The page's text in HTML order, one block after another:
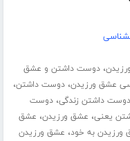
،دوست داشتن و عشق
عشق ورزیدن،دوست داشتن،
دوست داشتن زندگی،دوست
یعنی، عشق ورزیدن، عشق
ورزیدن به خود، عشق ورزیدن